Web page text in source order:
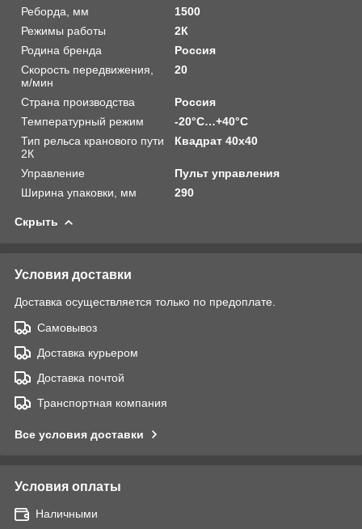
Реборда, мм
1500
Режимы работы
2К
Родина бренда
Россия
Скорость передвижения,
м/мин
20
Страна производства
Россия
Температурный режим
-20°C…+40°C
Тип рельса кранового пути
2К
Квадрат 40х40
Управление
Пульт управления
Ширина упаковки, мм
290
Скрыть
Условия доставки
Доставка осуществляется только по предоплате.
Самовывоз
Доставка курьером
Доставка почтой
Транспортная компания
Все условия доставки
Условия оплаты
Наличными